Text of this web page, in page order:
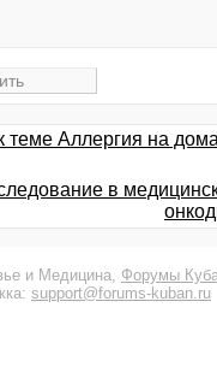
теме Аллергия на
в
и Медицина, Форумы
support@forums-kuban.ru